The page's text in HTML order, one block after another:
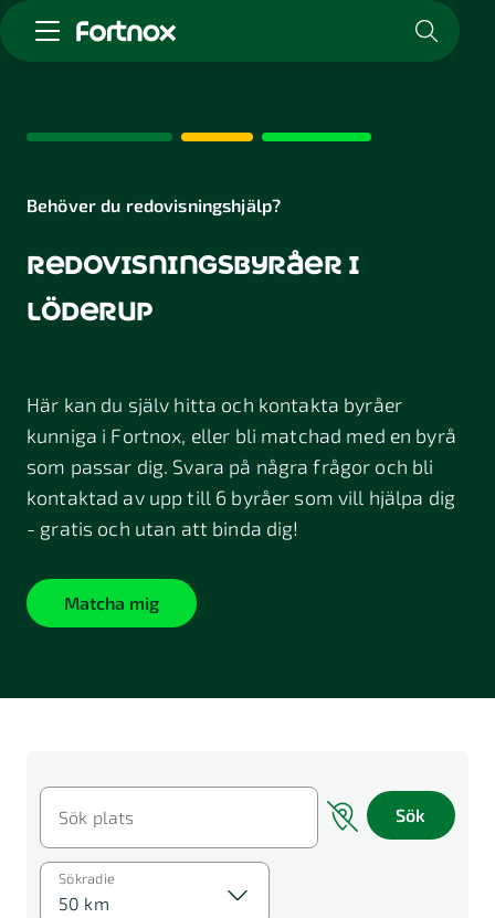
Skaffa Fortnox
Kunskap & inspiration
Logga in
Kontakt
Behöver du redovisningshjälp?
redovisningsbyråer i
löderup
Här kan du själv hitta och kontakta byråer
kunniga i Fortnox, eller bli matchad med en byrå
som passar dig. Svara på några frågor och bli
kontaktad av upp till 6 byråer som vill hjälpa dig
- gratis och utan att binda dig!
Matcha mig
Sök plats Sök
Sökradie
50 km